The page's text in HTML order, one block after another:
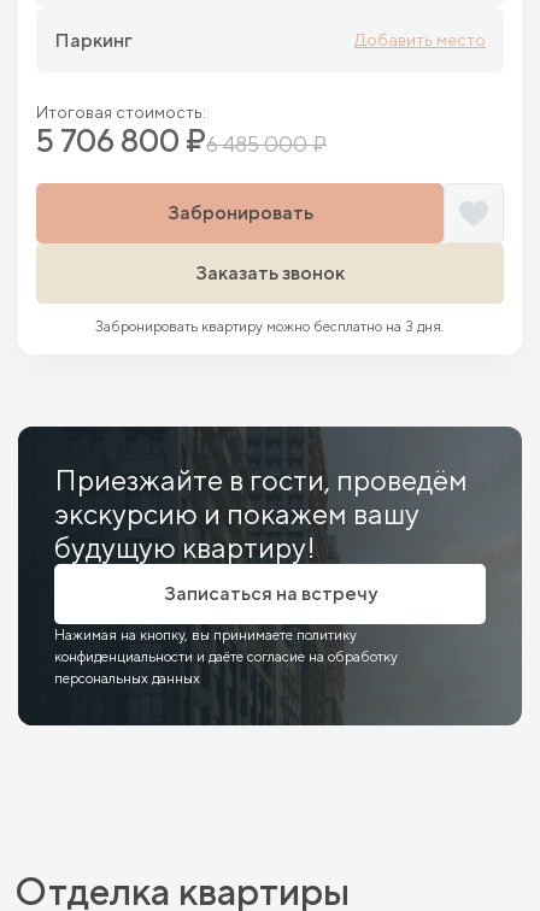
Паркинг Добавить место
Итоговая стоимость:
5 706 800 ₽6 485 000 ₽
Забронировать
Заказать звонок
Забронировать квартиру можно бесплатно на 3 дня.
Приезжайте в гости, проведём
экскурсию и покажем вашу
будущую квартиру!
Записаться на встречу
Нажимая на кнопку, вы принимаете политику
конфиденциальности и даёте согласие на обработку
персональных данных
Отделка квартиры